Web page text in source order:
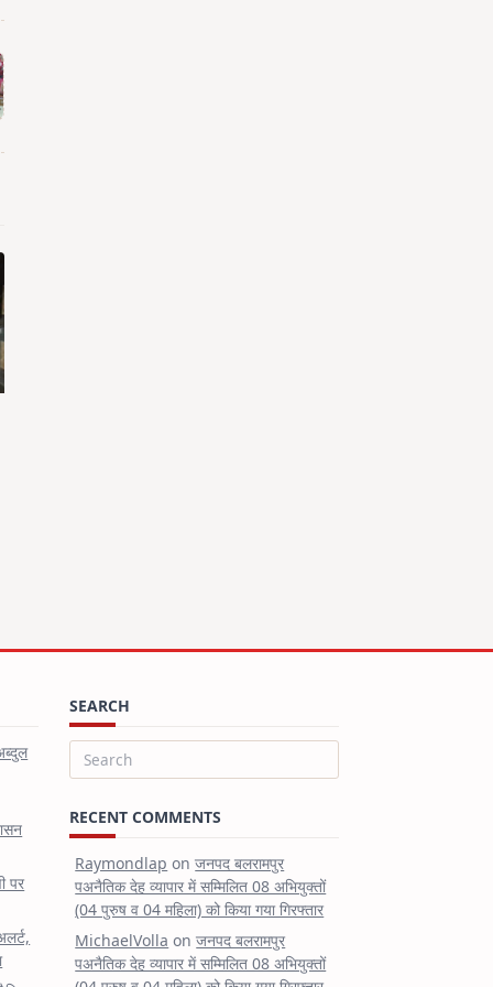
पर
SEARCH
Search
RECENT COMMENTS
Raymondlap onजनपद बलरामपुर
पअनैतिक देह व्यापार में सम्मिलित 08 अभियुक्तों
(04 पुरुष व 04 महिला) को किया गया गिरफ्तार
MichaelVolla onजनपद बलरामपुर
पअनैतिक देह व्यापार में सम्मिलित 08 अभियुक्तों